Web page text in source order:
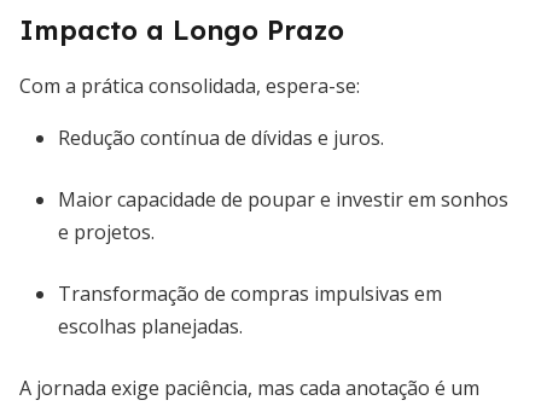
Impacto a Longo Prazo
Com a prática consolidada, espera-se:
Redução contínua de dívidas e juros.
Maior capacidade de poupar e investir em sonhos
e projetos.
Transformação de compras impulsivas em
escolhas planejadas.
A jornada exige paciência, mas cada anotação é um